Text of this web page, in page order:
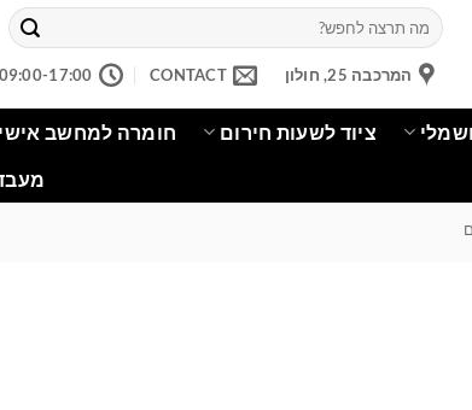
חיפוש
עבור:
המרכבה 25, חולון CONTACT
09:00-17:00
ציוד לשעות חירום חומרה למחשב אישי